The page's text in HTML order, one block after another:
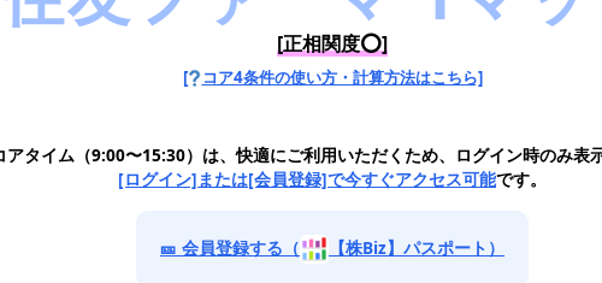
[正相関度⭕️]
[ コア4条件の使い方・計算方法はこちら]
アタイム（9:00〜15:30）は、快適にご利用いただくため、ログイン時のみ表
[ログイン]または[会員登録]で今すぐアクセス可能です。
🎫 会員登録する（ 【株Biz】パスポート）